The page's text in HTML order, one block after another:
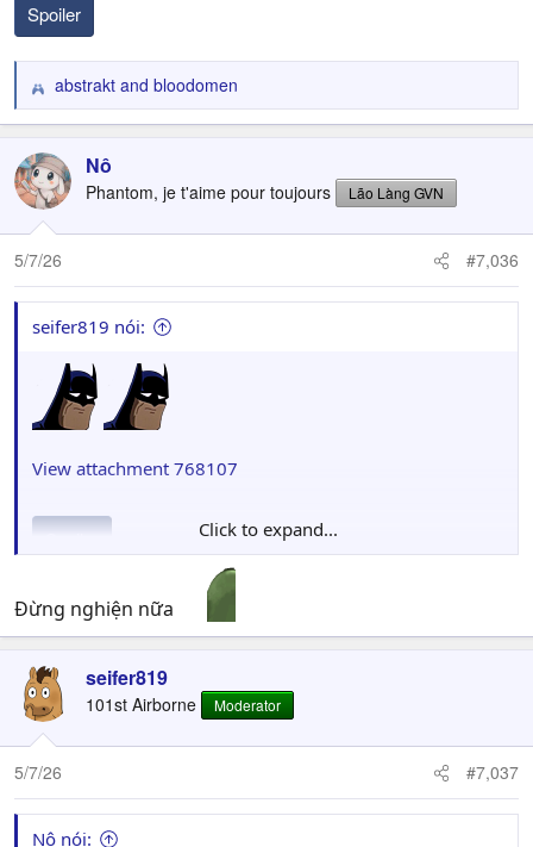
Spoiler
R
e
c
t
i
o
n
:
abstrakt and bloodomen
Nô
Phantom, je t'aime pour toujours Lão Làng GVN
5/7/26 #7,036
seifer819 nói:
View attachment 768107
Click to expand...
Đừng nghiện nữa
seifer819
101st Airborne Moderator
5/7/26 #7,037
Nô nói: